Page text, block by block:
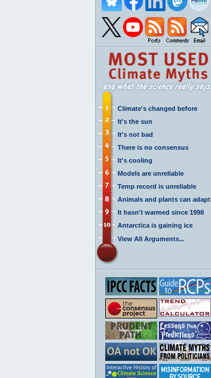
Climate's changed before
It's the sun
It's not bad
There is no consensus
It's cooling
Models are unreliable
Temp record is unreliable
Animals and plants can adapt
It hasn't warmed since 1998
Antarctica is gaining ice
View All Arguments...